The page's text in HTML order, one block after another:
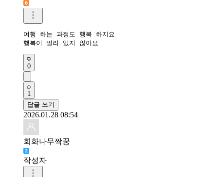
여행 하는 과정도 행복 하지요
행복이 멀리 있지 않아요
0
1
답글 쓰기
2026.01.28 08:54
회화나무짝꿍
작성자